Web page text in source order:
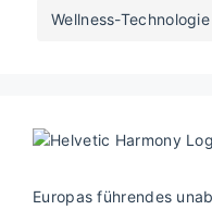
Wellness-Technologie
Europas führendes